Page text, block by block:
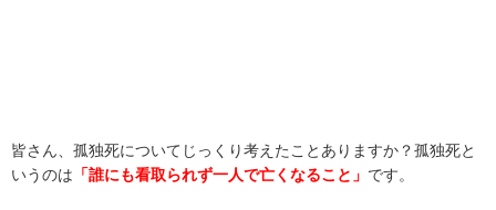
皆さん、孤独死についてじっくり考えたことありますか？孤独死と
いうのは 「誰にも看取られず一人で亡くなること」 です。